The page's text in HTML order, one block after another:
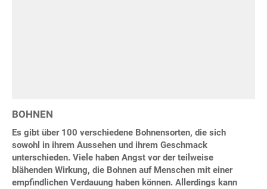
BOHNEN
Es gibt über 100 verschiedene Bohnensorten, die sich
sowohl in ihrem Aussehen und ihrem Geschmack
unterschieden. Viele haben Angst vor der teilweise
blähenden Wirkung, die Bohnen auf Menschen mit einer
empfindlichen Verdauung haben können. Allerdings kann